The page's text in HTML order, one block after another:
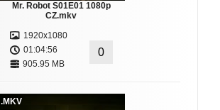
Mr. Robot S01E01 1080p
CZ.mkv
1920x1080
01:04:56
905.95 MB
0
.MKV